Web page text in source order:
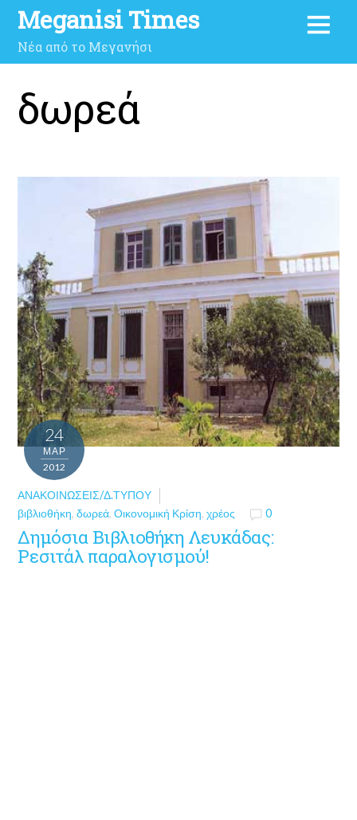
Meganisi Times
Νέα από το Μεγανήσι
δωρεά
24
ΜΑΡ
2012
ΑΝΑΚΟΙΝΏΣΕΙΣ/Δ.ΤΎΠΟΥ
βιβλιοθήκη,δωρεά,Οικονομική Κρίση,χρέος 0
Δημόσια Βιβλιοθήκη Λευκάδας:
Ρεσιτάλ παραλογισμού!